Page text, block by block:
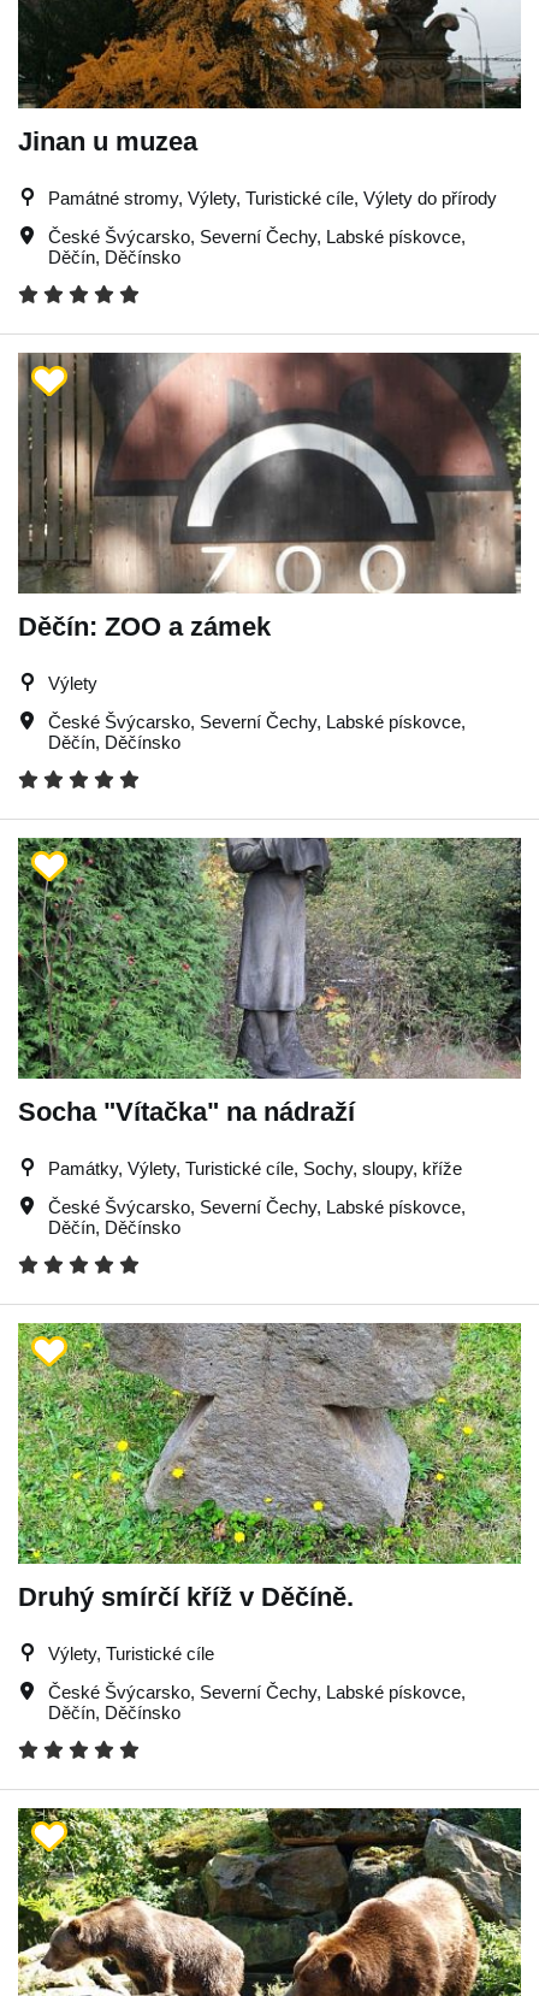
Jinan u muzea
Památné stromy, Výlety, Turistické cíle, Výlety do přírody
České Švýcarsko, Severní Čechy, Labské pískovce,
Děčín, Děčínsko
Děčín: ZOO a zámek
Výlety
České Švýcarsko, Severní Čechy, Labské pískovce,
Děčín, Děčínsko
Socha "Vítačka" na nádraží
Památky, Výlety, Turistické cíle, Sochy, sloupy, kříže
České Švýcarsko, Severní Čechy, Labské pískovce,
Děčín, Děčínsko
Druhý smírčí kříž v Děčíně.
Výlety, Turistické cíle
České Švýcarsko, Severní Čechy, Labské pískovce,
Děčín, Děčínsko